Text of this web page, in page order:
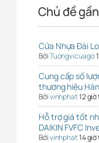
Chủ đề
Cửa Nhựa Đài
BởiTuongvicuago
Cung cấp số
thương hiệu
Bởivinhphat12
Hỗ trợ giá tốt
DAIKIN FVFC
Bởivinhphat14